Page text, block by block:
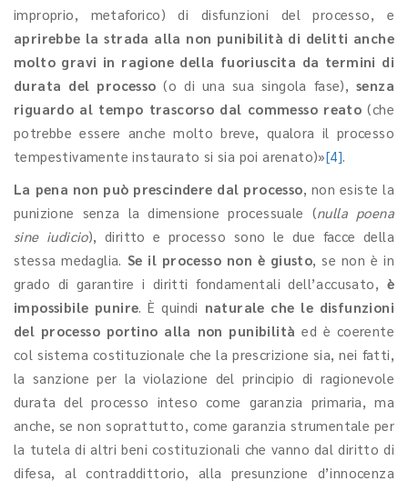
improprio, metaforico) di disfunzioni del processo, e
aprirebbe la strada alla non punibilità di delitti anche
molto gravi in ragione della fuoriuscita da termini di
durata del processo (o di una sua singola fase), senza
riguardo al tempo trascorso dal commesso reato (che
potrebbe essere anche molto breve, qualora il processo
tempestivamente instaurato si sia poi arenato)»[4].
La pena non può prescindere dal processo, non esiste la
punizione senza la dimensione processuale (nulla poena
sine iudicio), diritto e processo sono le due facce della
stessa medaglia. Se il processo non è giusto, se non è in
grado di garantire i diritti fondamentali dell’accusato, è
impossibile punire. È quindi naturale che le disfunzioni
del processo portino alla non punibilità ed è coerente
col sistema costituzionale che la prescrizione sia, nei fatti,
la sanzione per la violazione del principio di ragionevole
durata del processo inteso come garanzia primaria, ma
anche, se non soprattutto, come garanzia strumentale per
la tutela di altri beni costituzionali che vanno dal diritto di
difesa, al contraddittorio, alla presunzione d’innocenza